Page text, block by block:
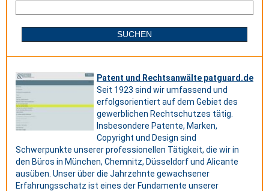
Patent und Rechtsanwälte patguard.de
Seit 1923 sind wir umfassend und
erfolgsorientiert auf dem Gebiet des
gewerblichen Rechtschutzes tätig.
Insbesondere Patente, Marken,
Copyright und Design sind
Schwerpunkte unserer professionellen Tätigkeit, die wir in
den Büros in München, Chemnitz, Düsseldorf und Alicante
ausüben. Unser über die Jahrzehnte gewachsener
Erfahrungsschatz ist eines der Fundamente unserer